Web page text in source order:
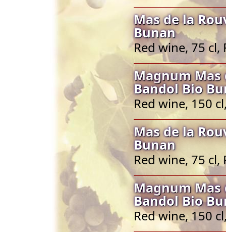
Mas de la
Bunan
Red wine, 75 cl,
Magnum Mas
Bandol Bio
Red wine, 150
Mas de la
Bunan
Red wine, 75 cl,
Magnum Mas
Bandol Bio
Red wine, 150